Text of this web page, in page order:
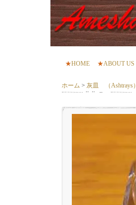
★HOME ★ABOUT US
ホーム > 灰皿 （Ashtrays）